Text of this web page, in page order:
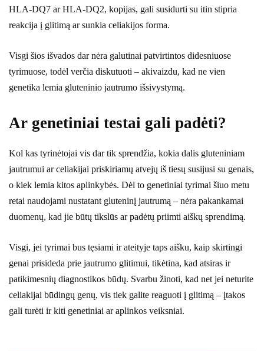
HLA-DQ7 ar HLA-DQ2, kopijas, gali susidurti su itin stipria
reakcija į glitimą ar sunkia celiakijos forma.
Visgi šios išvados dar nėra galutinai patvirtintos didesniuose
tyrimuose, todėl verčia diskutuoti – akivaizdu, kad ne vien
genetika lemia gluteninio jautrumo išsivystymą.
Ar genetiniai testai gali padėti?
Kol kas tyrinėtojai vis dar tik sprendžia, kokia dalis gluteniniam
jautrumui ar celiakijai priskiriamų atvejų iš tiesų susijusi su genais,
o kiek lemia kitos aplinkybės. Dėl to genetiniai tyrimai šiuo metu
retai naudojami nustatant gluteninį jautrumą – nėra pakankamai
duomenų, kad jie būtų tikslūs ar padėtų priimti aiškų sprendimą.
Visgi, jei tyrimai bus tęsiami ir ateityje taps aišku, kaip skirtingi
genai prisideda prie jautrumo glitimui, tikėtina, kad atsiras ir
patikimesnių diagnostikos būdų. Svarbu žinoti, kad net jei neturite
celiakijai būdingų genų, vis tiek galite reaguoti į glitimą – įtakos
gali turėti ir kiti genetiniai ar aplinkos veiksniai.